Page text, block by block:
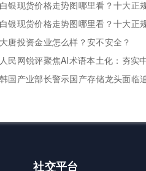
白银现货价格走势图哪里看？十大正
白银现货价格走势图哪里看？十大正
大唐投资金业怎么样？安不安全？
人民网锐评聚焦AI术语本土化：夯实
技话语权争夺
韩国产业部长警示国产存储龙头面临
社交平台